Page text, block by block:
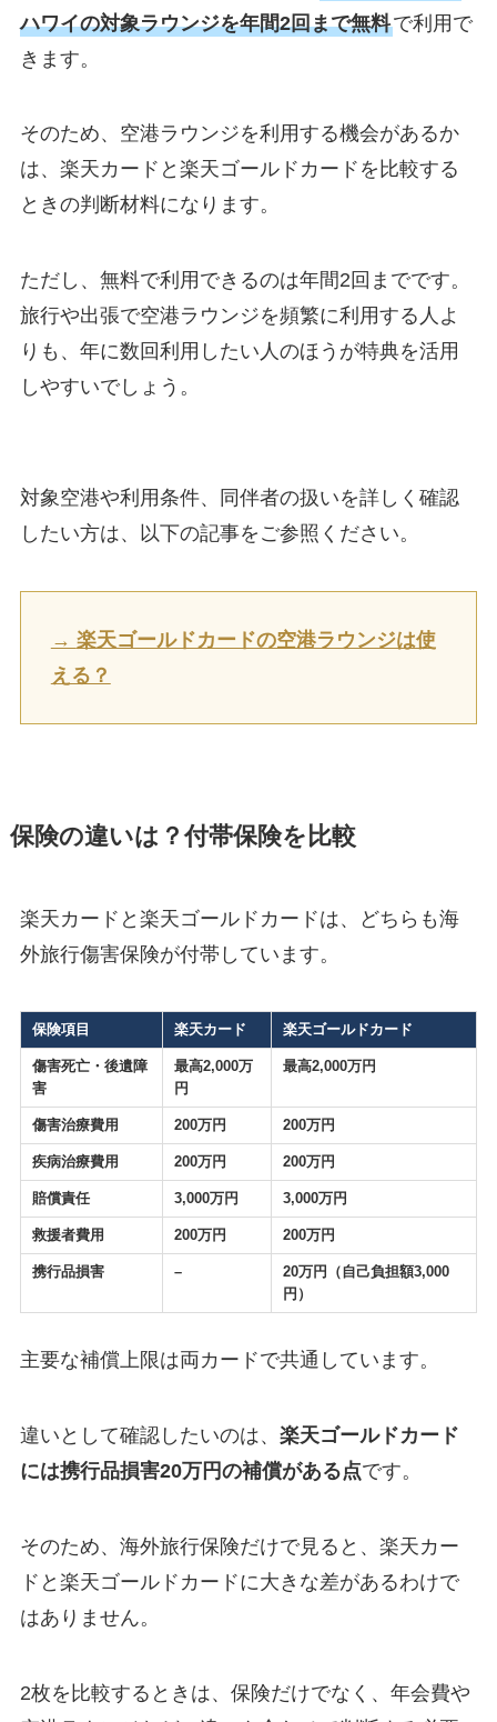
ハワイの対象ラウンジを年間2回まで無料で利用で
きます。
そのため、空港ラウンジを利用する機会があるか
は、楽天カードと楽天ゴールドカードを比較する
ときの判断材料になります。
ただし、無料で利用できるのは年間2回までです。
旅行や出張で空港ラウンジを頻繁に利用する人よ
りも、年に数回利用したい人のほうが特典を活用
しやすいでしょう。
対象空港や利用条件、同伴者の扱いを詳しく確認
したい方は、以下の記事をご参照ください。
→ 楽天ゴールドカードの空港ラウンジは使
える？
保険の違いは？付帯保険を比較
楽天カードと楽天ゴールドカードは、どちらも海
外旅行傷害保険が付帯しています。
保険項目 楽天カード 楽天ゴールドカード
傷害死亡・後遺障
害
最高2,000万
円
最高2,000万円
傷害治療費用 200万円 200万円
疾病治療費用 200万円 200万円
賠償責任 3,000万円 3,000万円
救援者費用 200万円 200万円
携行品損害 –
20万円（自己負担額3,000
円）
主要な補償上限は両カードで共通しています。
違いとして確認したいのは、 楽天ゴールドカード
には携行品損害20万円の補償がある点です。
そのため、海外旅行保険だけで見ると、楽天カー
ドと楽天ゴールドカードに大きな差があるわけで
はありません。
2枚を比較するときは、保険だけでなく、年会費や